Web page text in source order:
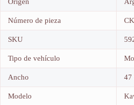
Origen
Número de pieza
SKU
Tipo de vehículo
Ancho 47
Modelo